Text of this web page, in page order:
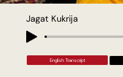
Jagat Kukrija
English Transcript